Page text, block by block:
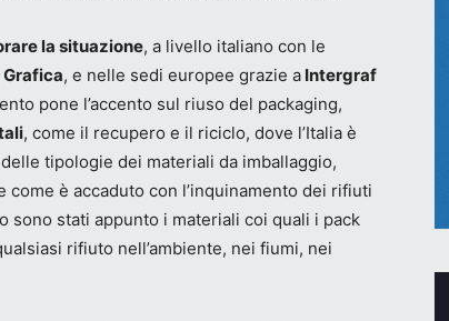
la situazione, a livello italiano con le
Grafica, e nelle sedi europee grazie a Intergraf
pone l’accento sul riuso del packaging,
, come il recupero e il riciclo, dove l’Italia è
tipologie dei materiali da imballaggio,
come è accaduto con l’inquinamento dei rifiuti
sono stati appunto i materiali coi quali i pack
rifiuto nell’ambiente, nei fiumi, nei